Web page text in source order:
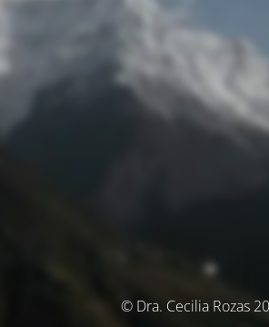
© Dra. Cecilia Rozas